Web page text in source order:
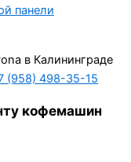
панели
в Калининграде
(958) 498-35-15
кофемашин